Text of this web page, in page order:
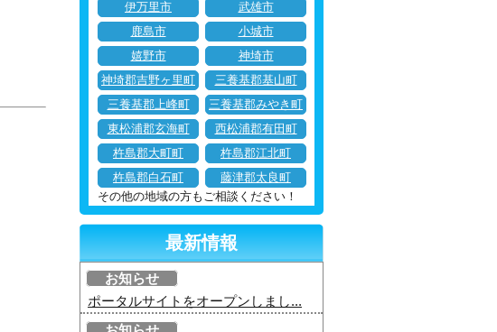
伊万里市
武雄市
鹿島市
小城市
嬉野市
神埼市
神埼郡吉野ヶ里町
三養基郡基山町
三養基郡上峰町
三養基郡みやき町
東松浦郡玄海町
西松浦郡有田町
杵島郡大町町
杵島郡江北町
杵島郡白石町
藤津郡太良町
その他の地域の方もご相談ください！
最新情報
お知らせ
ポータルサイトをオープンしまし...